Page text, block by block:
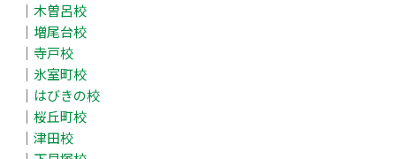
｜ 木曽呂校
｜ 増尾台校
｜ 寺戸校
｜ 氷室町校
｜ はびきの校
｜ 桜丘町校
｜ 津田校